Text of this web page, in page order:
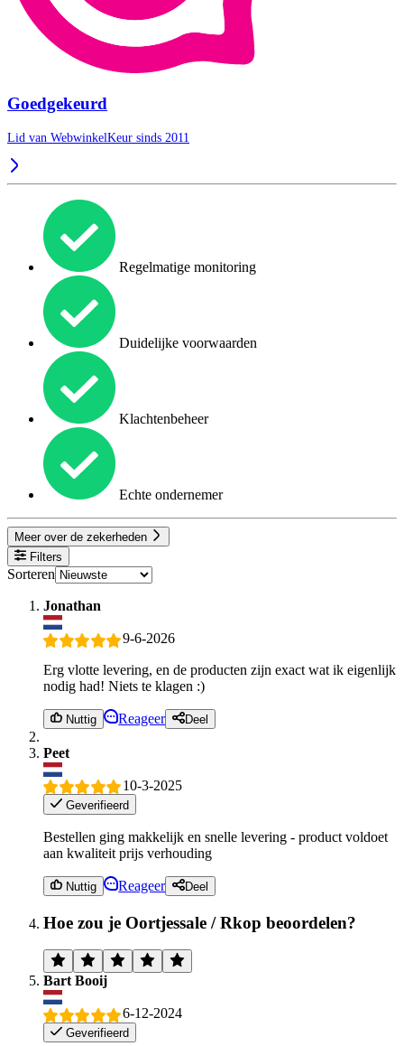
Goedgekeurd
Lid van WebwinkelKeur sinds 2011
Regelmatige monitoring
Duidelijke voorwaarden
Klachtenbeheer
Echte ondernemer
Meer over de zekerheden
Filters
Sorteren
Jonathan
9-6-2026
Erg vlotte levering, en de producten zijn exact wat ik eigenlijk
nodig had! Niets te klagen :)
Nuttig Reageer Deel
Peet
10-3-2025
Geverifieerd
Bestellen ging makkelijk en snelle levering - product voldoet
aan kwaliteit prijs verhouding
Nuttig Reageer Deel
Hoe zou je Oortjessale / Rkop beoordelen?
Bart Booij
6-12-2024
Geverifieerd